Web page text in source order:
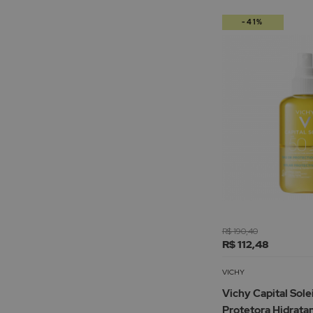
R$ 112,48
R$ 190,40
VICHY
Vichy Capital
Protetora
-41%